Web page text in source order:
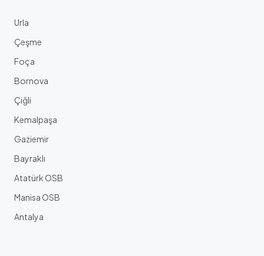
Urla
Çeşme
Foça
Bornova
Çiğli
Kemalpaşa
Gaziemir
Bayraklı
Atatürk OSB
Manisa OSB
Antalya